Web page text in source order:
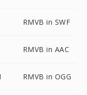
RMVB in SWF
RMVB in AAC
RMVB in OGG